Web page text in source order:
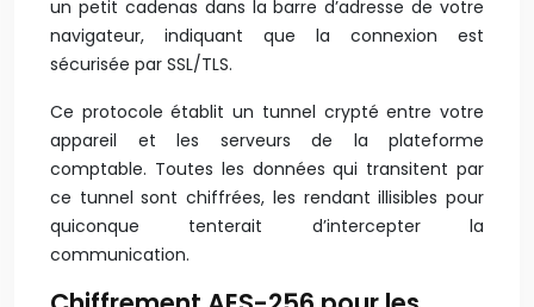
un petit cadenas dans la barre d’adresse de votre
navigateur, indiquant que la connexion est
sécurisée par SSL/TLS.
Ce protocole établit un tunnel crypté entre votre
appareil et les serveurs de la plateforme
comptable. Toutes les données qui transitent par
ce tunnel sont chiffrées, les rendant illisibles pour
quiconque tenterait d’intercepter la
communication.